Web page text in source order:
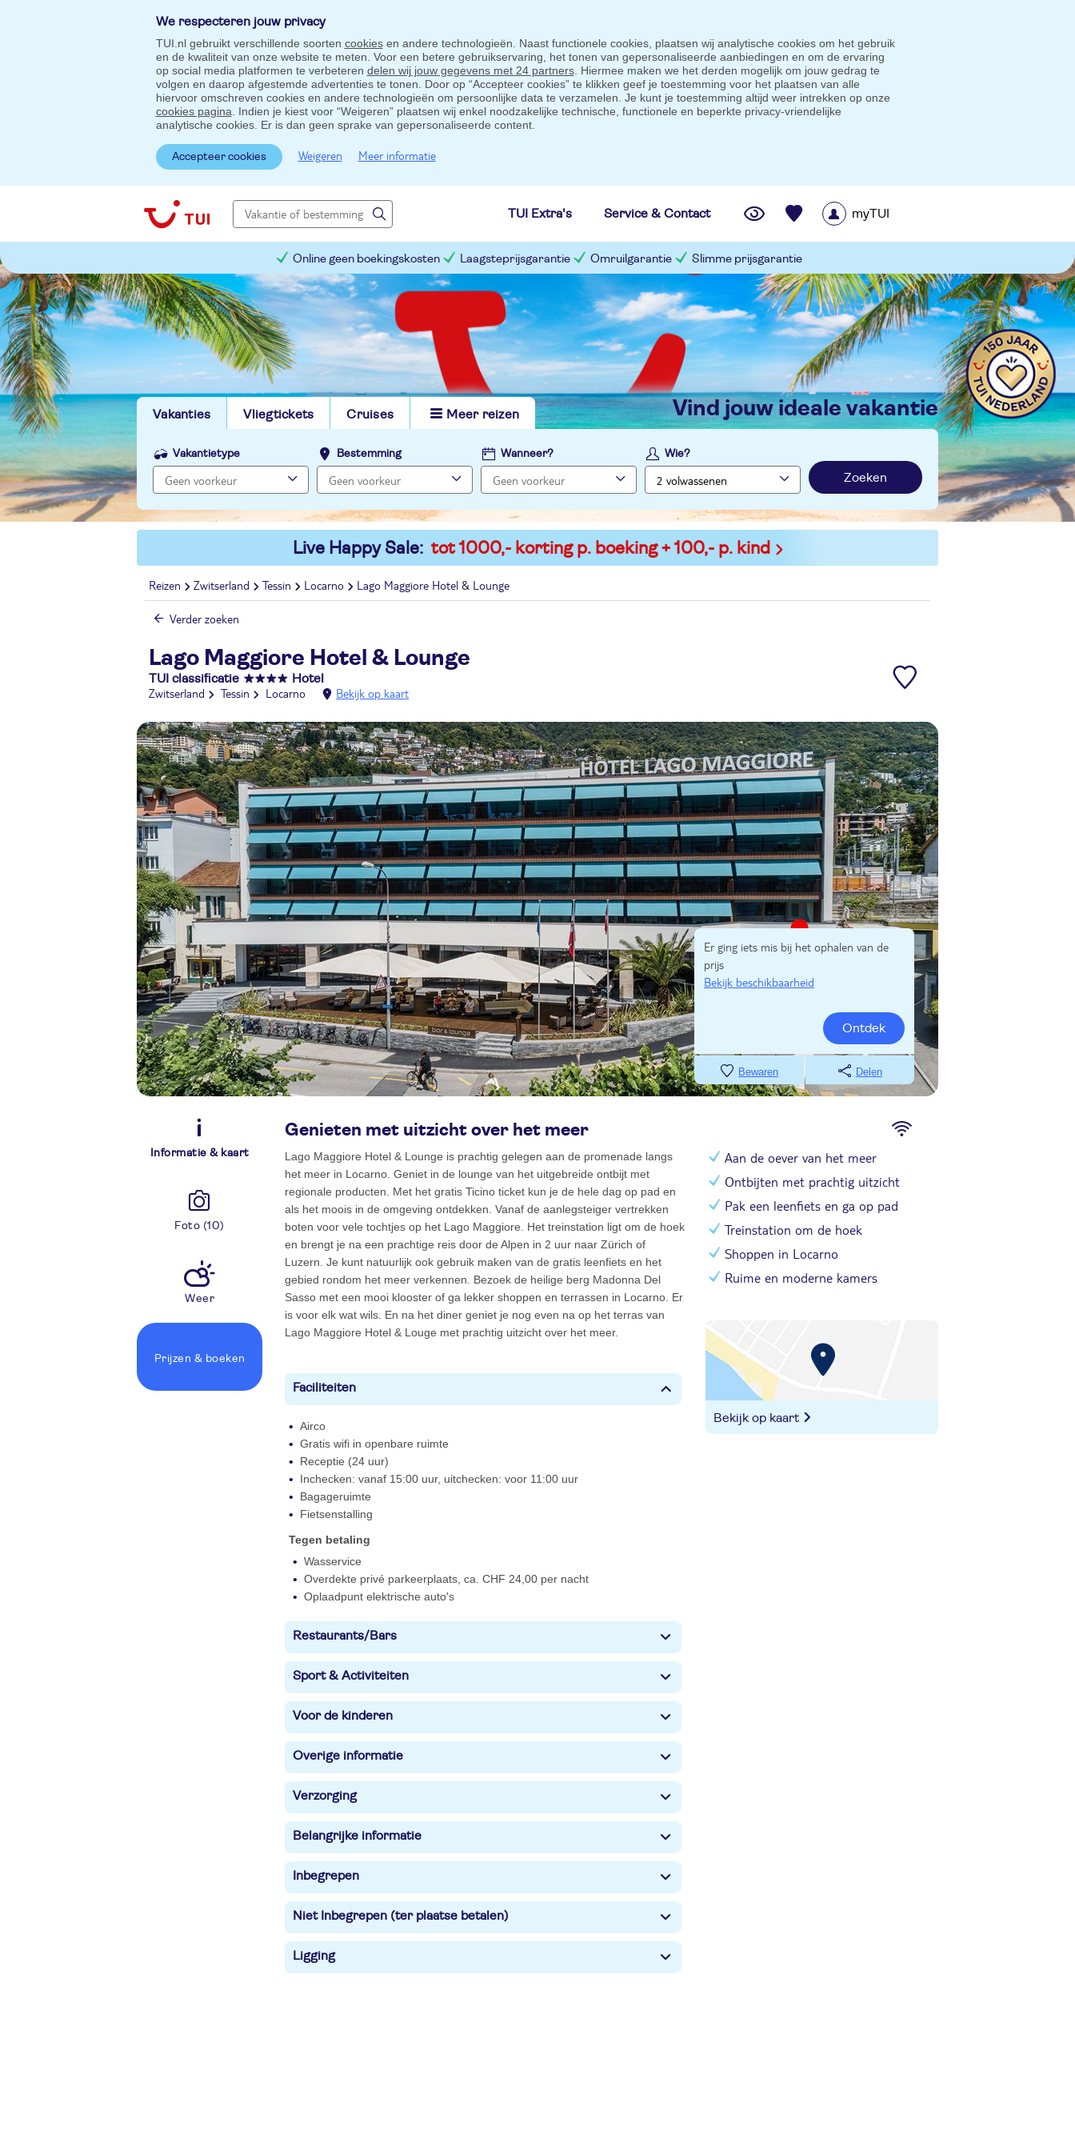
We respecteren jouw privacy
TUI.nl gebruikt verschillende soorten cookiesen andere technologieën. Naast functionele cookies, plaatsen wij analytische cookies om het gebruik
en de kwaliteit van onze website te meten. Voor een betere gebruikservaring, het tonen van gepersonaliseerde aanbiedingen en om de ervaring
op social media platformen te verbeteren delen wij jouw gegevens met 24 partners. Hiermee maken we het derden mogelijk om jouw gedrag te
volgen en daarop afgestemde advertenties te tonen. Door op “Accepteer cookies” te klikken geef je toestemming voor het plaatsen van alle
hiervoor omschreven cookies en andere technologieën om persoonlijke data te verzamelen. Je kunt je toestemming altijd weer intrekken op onze
cookies pagina . Indien je kiest voor “Weigeren” plaatsen wij enkel noodzakelijke technische, functionele en beperkte privacy-vriendelijke
analytische cookies. Er is dan geen sprake van gepersonaliseerde content.
Accepteer cookies Weigeren Meer informatie
TUI Extra's Service & Contact myTUI
Online geen boekingskosten Laagsteprijsgarantie Omruilgarantie Slimme prijsgarantie
Vakanties Vliegtickets Cruises Meer reizen vind jouw ideale vakantie
Vakantietype Bestemming Wanneer? Wie?
Zoeken
Live Happy Sale: tot 1000,- korting p. boeking + 100,- p. kind
Reizen Zwitserland Tessin Locarno Lago Maggiore Hotel & Lounge
Verder zoeken
Lago Maggiore Hotel & Lounge
TUI classificatie Hotel
Zwitserland Tessin Locarno Bekijk op kaart
Er ging iets mis bij het ophalen van de
prijs
Bekijk beschikbaarheid
Ontdek
Bewaren Delen
Informatie & kaart
Foto (10)
Weer
Prijzen & boeken
Genieten met uitzicht over het meer
Lago Maggiore Hotel & Lounge is prachtig gelegen aan de promenade langs
het meer in Locarno. Geniet in de lounge van het uitgebreide ontbijt met
regionale producten. Met het gratis Ticino ticket kun je de hele dag op pad en
als het moois in de omgeving ontdekken. Vanaf de aanlegsteiger vertrekken
boten voor vele tochtjes op het Lago Maggiore. Het treinstation ligt om de hoek
en brengt je na een prachtige reis door de Alpen in 2 uur naar Zürich of
Luzern. Je kunt natuurlijk ook gebruik maken van de gratis leenfiets en het
gebied rondom het meer verkennen. Bezoek de heilige berg Madonna Del
Sasso met een mooi klooster of ga lekker shoppen en terrassen in Locarno. Er
is voor elk wat wils. En na het diner geniet je nog even na op het terras van
Lago Maggiore Hotel & Louge met prachtig uitzicht over het meer.
Faciliteiten
Airco
Gratis wifi in openbare ruimte
Receptie (24 uur)
Inchecken: vanaf 15:00 uur, uitchecken: voor 11:00 uur
Bagageruimte
Fietsenstalling
Tegen betaling
Wasservice
Overdekte privé parkeerplaats, ca. CHF 24,00 per nacht
Oplaadpunt elektrische auto's
Restaurants/Bars
Sport & Activiteiten
Voor de kinderen
Overige informatie
Verzorging
Belangrijke informatie
Inbegrepen
Niet Inbegrepen (ter plaatse betalen)
Ligging
Aan de oever van het meer
Ontbijten met prachtig uitzicht
Pak een leenfiets en ga op pad
Treinstation om de hoek
Shoppen in Locarno
Ruime en moderne kamers
Bekijk op kaart